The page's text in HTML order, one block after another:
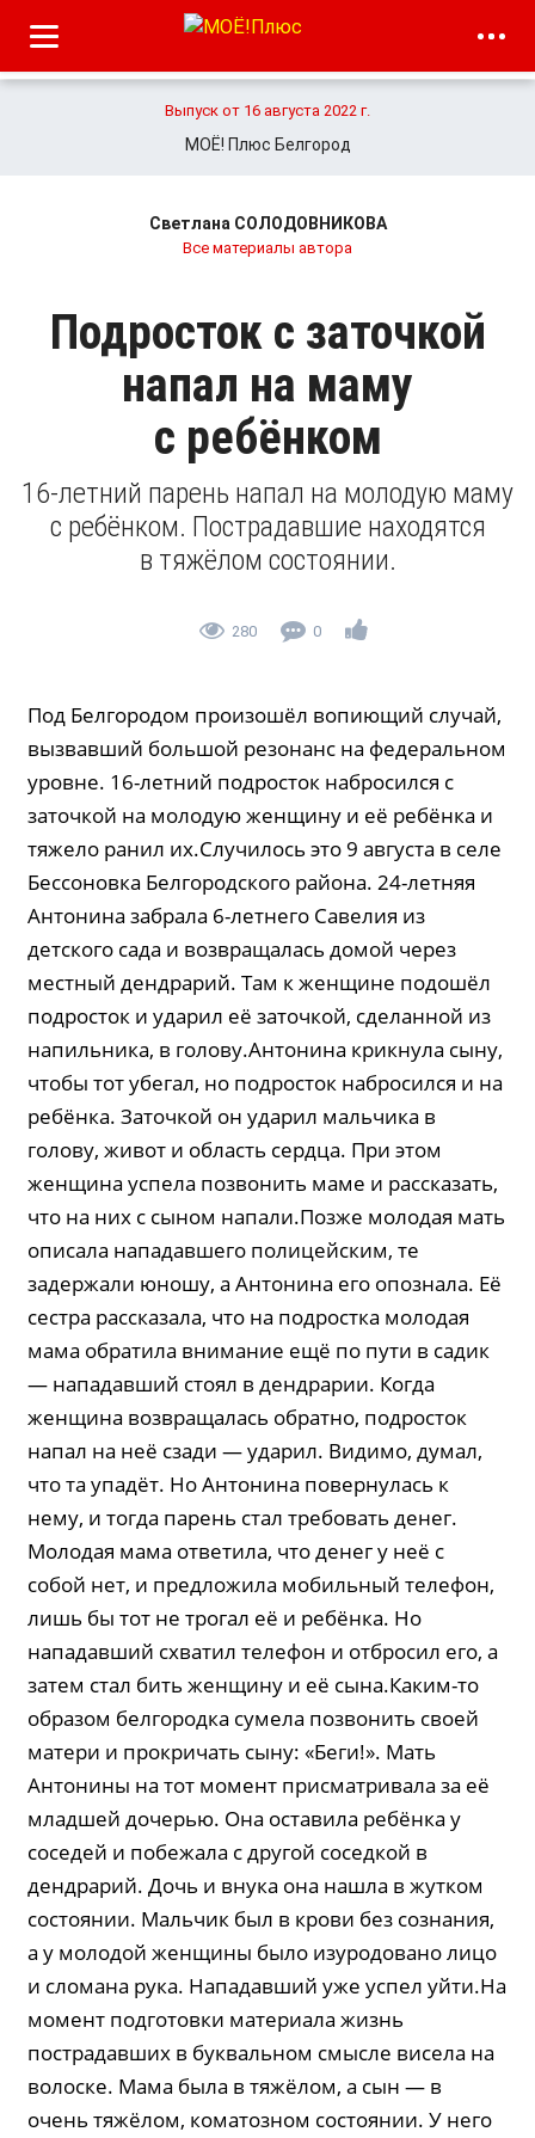
Выпуск от 16 августа 2022 г.
МОЁ! Плюс Белгород
Светлана СОЛОДОВНИКОВА
Все материалы автора
Подросток с заточкой
напал на маму
с ребёнком
16-летний парень напал на молодую маму
с ребёнком. Пострадавшие находятся
в тяжёлом состоянии.
280 0
Под Белгородом произошёл вопиющий случай,
вызвавший большой резонанс на федеральном
уровне. 16-летний подросток набросился с
заточкой на молодую женщину и её ребёнка и
тяжело ранил их.Случилось это 9 августа в селе
Бессоновка Белгородского района. 24-летняя
Антонина забрала 6-летнего Савелия из
детского сада и возвращалась домой через
местный дендрарий. Там к женщине подошёл
подросток и ударил её заточкой, сделанной из
напильника, в голову.Антонина крикнула сыну,
чтобы тот убегал, но подросток набросился и на
ребёнка. Заточкой он ударил мальчика в
голову, живот и область сердца. При этом
женщина успела позвонить маме и рассказать,
что на них с сыном напали.Позже молодая мать
описала нападавшего полицейским, те
задержали юношу, а Антонина его опознала. Её
сестра рассказала, что на подростка молодая
мама обратила внимание ещё по пути в садик
— нападавший стоял в дендрарии. Когда
женщина возвращалась обратно, подросток
напал на неё сзади — ударил. Видимо, думал,
что та упадёт. Но Антонина повернулась к
нему, и тогда парень стал требовать денег.
Молодая мама ответила, что денег у неё с
собой нет, и предложила мобильный телефон,
лишь бы тот не трогал её и ребёнка. Но
нападавший схватил телефон и отбросил его, а
затем стал бить женщину и её сына.Каким-то
образом белгородка сумела позвонить своей
матери и прокричать сыну: «Беги!». Мать
Антонины на тот момент присматривала за её
младшей дочерью. Она оставила ребёнка у
соседей и побежала с другой соседкой в
дендрарий. Дочь и внука она нашла в жутком
состоянии. Мальчик был в крови без сознания,
а у молодой женщины было изуродовано лицо
и сломана рука. Нападавший уже успел уйти.На
момент подготовки материала жизнь
пострадавших в буквальном смысле висела на
волоске. Мама была в тяжёлом, а сын — в
очень тяжёлом, коматозном состоянии. У него